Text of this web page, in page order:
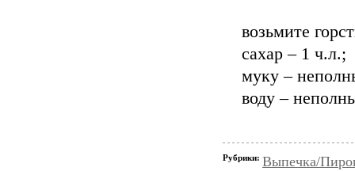
возьмите
сахар – 1 ч.л.;
муку –
воду –
Рубрики: Выпечка/